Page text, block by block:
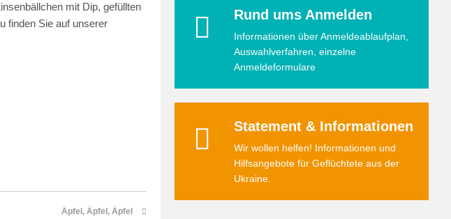
mit Dip, gefüllten
finden Sie auf unserer
Äpfel, Äpfel, Äpfel
Rund ums Anmelden
Informationen über Anmeldeablaufplan,
Auswahlverfahren, einzelne
Anmeldeformulare
Statement & Informationen
Wir wollen helfen! Informationen und
Hilfsangebote für Geflüchtete aus der
Ukraine.